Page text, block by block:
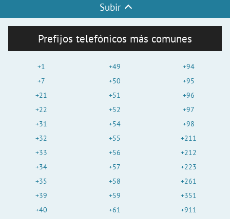
Subir
Prefijos telefónicos más comunes
+1
+7
+21
+22
+31
+32
+33
+34
+35
+39
+40
+49
+50
+51
+52
+54
+55
+56
+57
+58
+59
+61
+94
+95
+96
+97
+98
+211
+212
+223
+261
+351
+911